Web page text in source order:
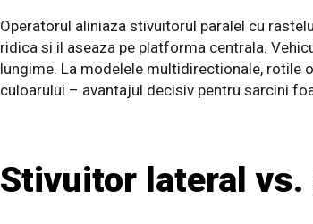
Operatorul aliniaza stivuitorul paralel cu
ridica si il aseaza pe platforma centrala.
lungime. La modelele multidirectionale, rotile
culoarului – avantajul decisiv pentru sarcini
Stivuitor lateral